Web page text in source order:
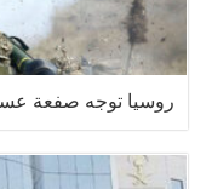
روسيا توجه صفعة